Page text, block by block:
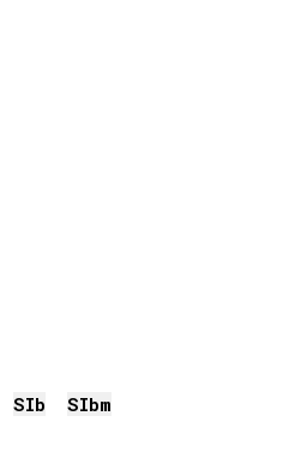
SIb SIbm